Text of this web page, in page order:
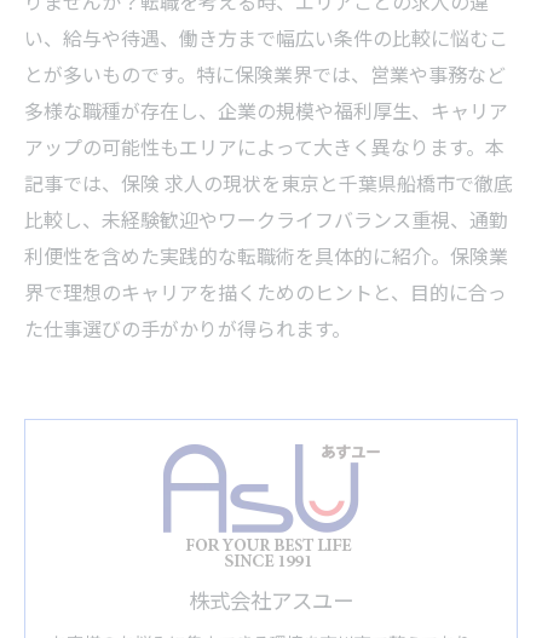
い、給与や待遇、働き方まで幅広い条件の比較に悩むこ
とが多いものです。特に保険業界では、営業や事務など
多様な職種が存在し、企業の規模や福利厚生、キャリア
アップの可能性もエリアによって大きく異なります。本
記事では、保険 求人の現状を東京と千葉県船橋市で徹底
比較し、未経験歓迎やワークライフバランス重視、通勤
利便性を含めた実践的な転職術を具体的に紹介。保険業
界で理想のキャリアを描くためのヒントと、目的に合っ
た仕事選びの手がかりが得られます。
株式会社アスユー